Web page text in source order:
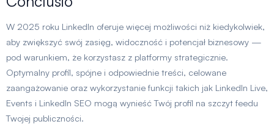
W 2025 roku LinkedIn oferuje więcej możliwości niż kiedykolwiek,
aby zwiększyć swój zasięg, widoczność i potencjał biznesowy —
pod warunkiem, że korzystasz z platformy strategicznie.
Optymalny profil, spójne i odpowiednie treści, celowane
zaangażowanie oraz wykorzystanie funkcji takich jak LinkedIn Live,
Events i LinkedIn SEO mogą wynieść Twój profil na szczyt feedu
Twojej publiczności.